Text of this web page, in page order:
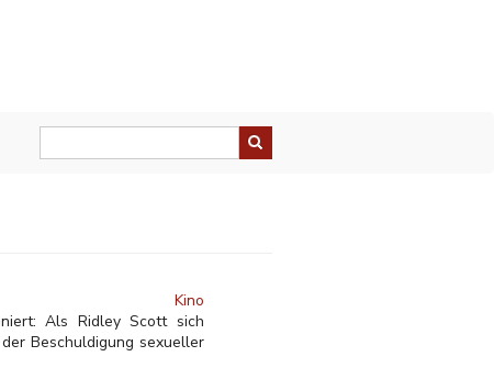
Kino
Als Ridley Scott sich
Beschuldigung sexueller